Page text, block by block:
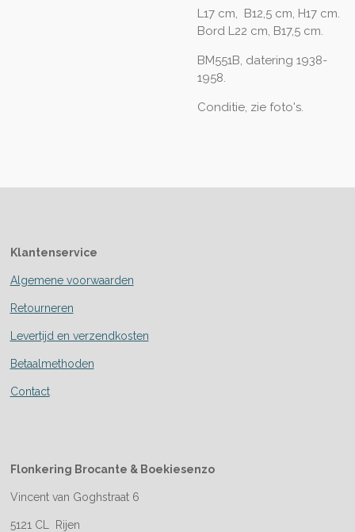
L17 cm, B12,5 cm, H17 cm.
Bord L22 cm, B17,5 cm.
BM551B, datering 1938-
1958.
Conditie, zie foto's.
Klantenservice
Algemene voorwaarden
Retourneren
Levertijd en verzendkosten
Betaalmethoden
Contact
Flonkering Brocante & Boekiesenzo
Vincent van Goghstraat 6
5121 CL Rijen